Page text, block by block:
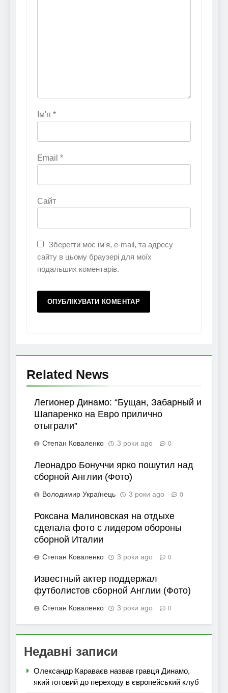
Ім'я *
Email *
Сайт
Зберегти моє ім'я, e-mail, та адресу
сайту в цьому браузері для моїх
подальших коментарів.
Related News
Легионер Динамо: “Бущан, Забарный и
Шапаренко на Евро прилично
отыграли”
Степан Коваленко 3 роки ago 0
Леонадро Бонуччи ярко пошутил над
сборной Англии (Фото)
Володимир Українець 3 роки ago 0
Роксана Малиновская на отдыхе
сделала фото с лидером обороны
сборной Италии
Степан Коваленко 3 роки ago 0
Известный актер поддержал
футболистов сборной Англии (Фото)
Степан Коваленко 3 роки ago 0
Недавні записи
Олександр Караваєв назвав гравця Динамо,
який готовий до переходу в європейський клуб